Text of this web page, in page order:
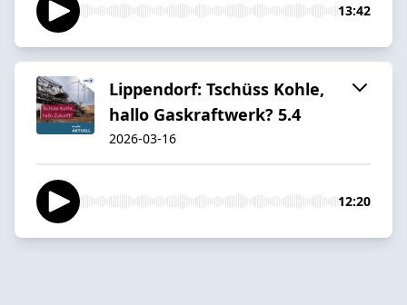
13:42
Lippendorf: Tschüss Kohle,
hallo Gaskraftwerk? 5.4
2026-03-16
12:20